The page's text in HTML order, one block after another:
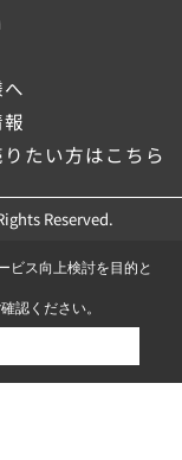
たい方はこちら
Reserved.
ビス向上検討を目的と
認ください。